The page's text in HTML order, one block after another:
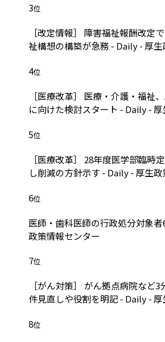
3位
［改定情報］ 障害福祉報酬改定
祉構想の構築が急務 - Daily - 厚
4位
［医療改革］ 医療・介護・福祉
に向けた検討スタート - Daily -
5位
［医療改革］ 28年度医学部臨時
し削減の方針示す - Daily - 厚生
6位
医師・歯科医師の行政処分対象
政策情報センター
7位
［がん対策］ がん拠点病院な
件見直しや役割を明記 - Daily -
8位